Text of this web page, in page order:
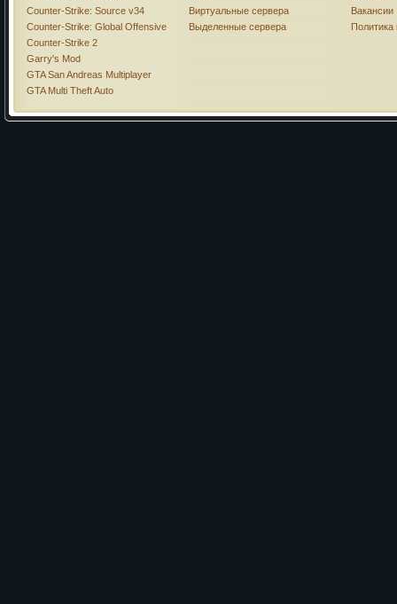
Counter-Strike: Source v34
Counter-Strike: Global Offensive
Counter-Strike 2
Garry's Mod
GTA San Andreas Multiplayer
GTA Multi Theft Auto
Виртуальные сервера
Выделенные сервера
Вакансии
Политика